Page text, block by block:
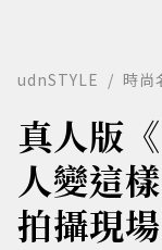
udnSTYLE 時尚
真人版
人變這
拍攝現